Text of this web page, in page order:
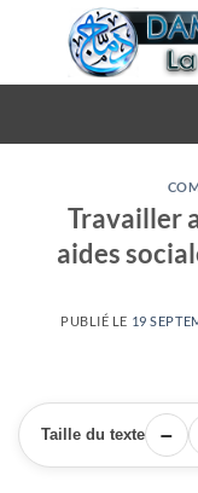
Travailler
aides
PUBLIÉ LE 19
Taille du texte −